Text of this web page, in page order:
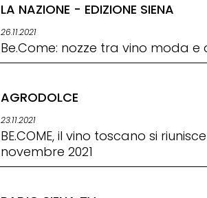
LA NAZIONE - EDIZIONE SIENA
26.11.2021
Be.Come: nozze tra vino moda e
AGRODOLCE
23.11.2021
BE.COME, il vino toscano si
novembre 2021